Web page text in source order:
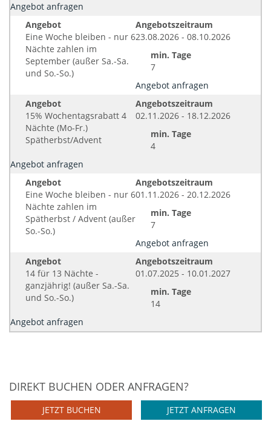
Angebot anfragen
Angebot
Eine Woche bleiben - nur 6
Nächte zahlen im
September (außer Sa.-Sa.
und So.-So.)
Angebotszeitraum
23.08.2026 - 08.10.2026
min. Tage
7
Angebot anfragen
Angebot
15% Wochentagsrabatt 4
Nächte (Mo-Fr.)
Spätherbst/Advent
Angebotszeitraum
02.11.2026 - 18.12.2026
min. Tage
4
Angebot anfragen
Angebot
Eine Woche bleiben - nur 6
Nächte zahlen im
Spätherbst / Advent (außer
So.-So.)
Angebotszeitraum
01.11.2026 - 20.12.2026
min. Tage
7
Angebot anfragen
Angebot
14 für 13 Nächte -
ganzjährig! (außer Sa.-Sa.
und So.-So.)
Angebotszeitraum
01.07.2025 - 10.01.2027
min. Tage
14
Angebot anfragen
DIREKT BUCHEN ODER ANFRAGEN?
JETZT ANFRAGEN
JETZT BUCHEN